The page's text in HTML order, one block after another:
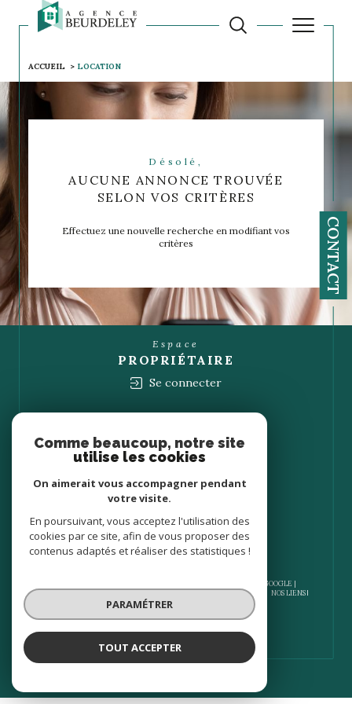
CONTACT
ACCUEIL LOCATION
Désolé,
AUCUNE ANNONCE TROUVÉE
SELON VOS CRITÈRES
Effectuez une nouvelle recherche en modifiant vos
critères
Espace
PROPRIÉTAIRE
Se connecter
ADHÉRONS
© 2026 | TOUS DROITS RÉSERVÉS | TRADUCTION POWERED BY GOOGLE |
NOS HONORAIRES
PLAN DU SITE MENTIONS LÉGALES ADMIN
NOS LIENS
POLITIQUE RGPD
Comme beaucoup, notre site
utilise les cookies
On aimerait vous accompagner pendant
votre visite.
En poursuivant, vous acceptez l'utilisation des
cookies par ce site, afin de vous proposer des
contenus adaptés et réaliser des statistiques !
PARAMÉTRER
TOUT ACCEPTER